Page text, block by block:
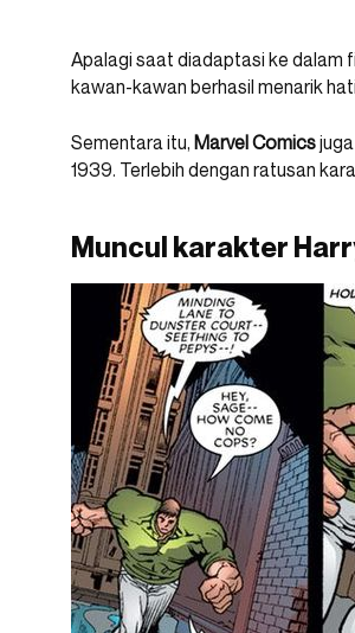
Apalagi saat diadaptasi ke dalam
kawan-kawan berhasil menarik
Sementara itu, Marvel Comics
1939. Terlebih dengan ratusan
Muncul karakter